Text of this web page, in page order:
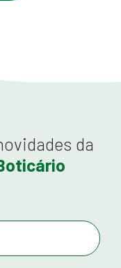
da